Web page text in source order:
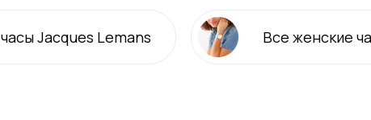
часы Jacques Lemans Всеженские